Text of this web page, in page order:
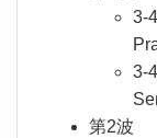
3-
3-
第2波